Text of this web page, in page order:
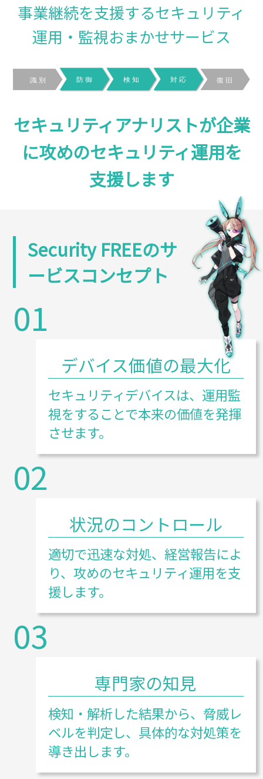
事業継続を支援するセキュリティ
運用・監視おまかせサービス
セキュリティアナリストが企業
に攻めのセキュリティ運用を
支援します​
Security FREEのサ
ービスコンセプト
01
デバイス価値の最大化
セキュリティデバイスは、運用監
視をすることで本来の価値を発揮
させます。
02
状況のコントロール
適切で迅速な対処、経営報告によ
り、攻めのセキュリティ運用を支
援します。
03
専門家の知見
検知・解析した結果から、脅威レ
ベルを判定し、具体的な対処策を
導き出します。